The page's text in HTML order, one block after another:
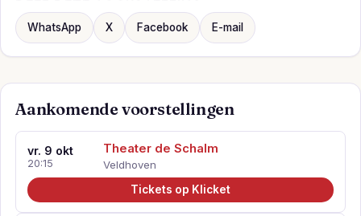
WhatsApp X Facebook E-mail
Aankomende voorstellingen
vr. 9 okt
20:15
Theater de Schalm
Veldhoven
Tickets op Klicket